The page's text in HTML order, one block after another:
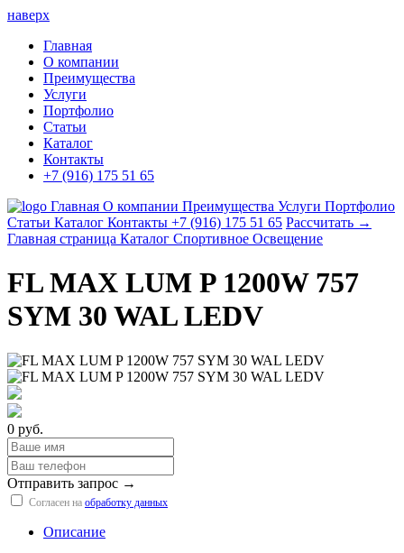
наверх
Главная
О компании
Преимущества
Услуги
Портфолио
Статьи
Каталог
Контакты
+7 (916) 175 51 65
Главная О компании Преимущества Услуги Портфолио
Статьи Каталог Контакты +7 (916) 175 51 65 Рассчитать →
Главная страница Каталог Спортивное Освещение
FL MAX LUM P 1200W 757
SYM 30 WAL LEDV
0 руб.
Отправить запрос →
Согласен на обработку данных
Описание